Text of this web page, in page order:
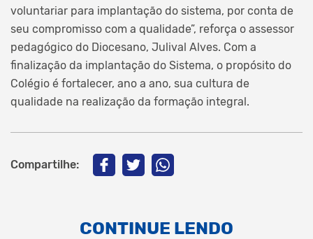
voluntariar para implantação do sistema, por conta de
seu compromisso com a qualidade”, reforça o assessor
pedagógico do Diocesano, Julival Alves. Com a
finalização da implantação do Sistema, o propósito do
Colégio é fortalecer, ano a ano, sua cultura de
qualidade na realização da formação integral.
Compartilhe:
CONTINUE LENDO